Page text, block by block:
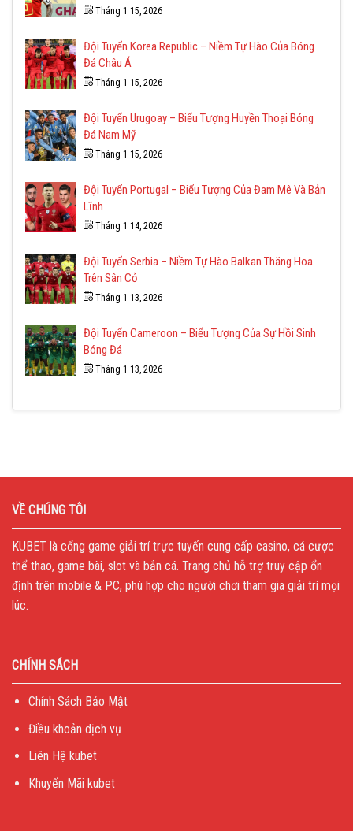
Tháng 1 15, 2026
Đội Tuyển Korea Republic – Niềm Tự Hào Của Bóng
Đá Châu Á
Tháng 1 15, 2026
Đội Tuyển Urugoay – Biểu Tượng Huyền Thoại Bóng
Đá Nam Mỹ
Tháng 1 15, 2026
Đội Tuyển Portugal – Biểu Tượng Của Đam Mê Và Bản
Lĩnh
Tháng 1 14, 2026
Đội Tuyển Serbia – Niềm Tự Hào Balkan Thăng Hoa
Trên Sân Cỏ
Tháng 1 13, 2026
Đội Tuyển Cameroon – Biểu Tượng Của Sự Hồi Sinh
Bóng Đá
Tháng 1 13, 2026
VỀ CHÚNG TÔI
KUBET là cổng game giải trí trực tuyến cung cấp casino, cá cược
thể thao, game bài, slot và bắn cá. Trang chủ hỗ trợ truy cập ổn
định trên mobile & PC, phù hợp cho người chơi tham gia giải trí mọi
lúc.
CHÍNH SÁCH
Chính Sách Bảo Mật
Điều khoản dịch vụ
Liên Hệ kubet
Khuyến Mãi kubet